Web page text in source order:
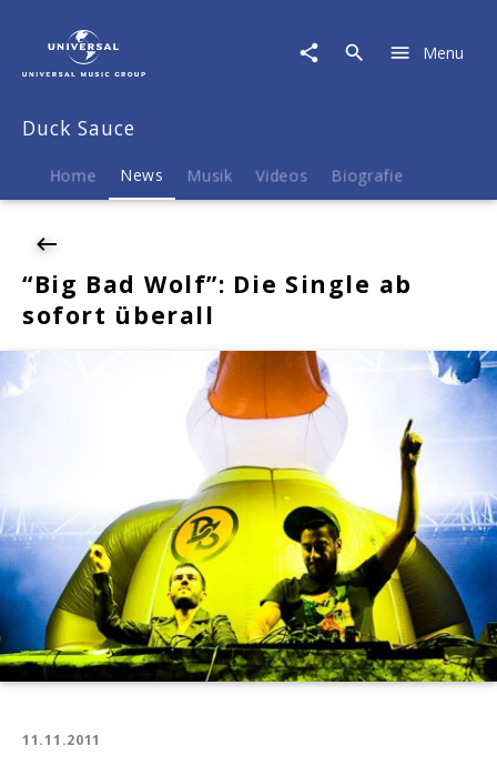
News
"Big
Die
überall
Menu
Duck Sauce
Home News Musik Videos Biografie
“Big Bad Wolf”: Die Single ab
sofort überall
11.11.2011